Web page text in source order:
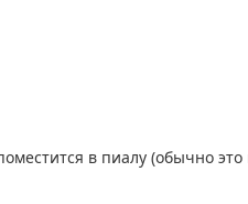
в пиалу (обычно это